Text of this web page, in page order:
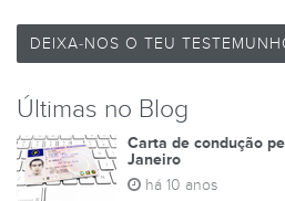
DEIXA-NOS O TEU
Últimas no Blog
Carta de condução
Janeiro
há 10 anos